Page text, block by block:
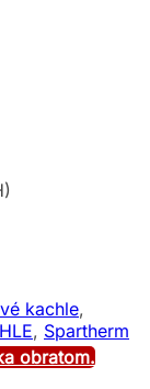
kachle,
, Spartherm
obratom.